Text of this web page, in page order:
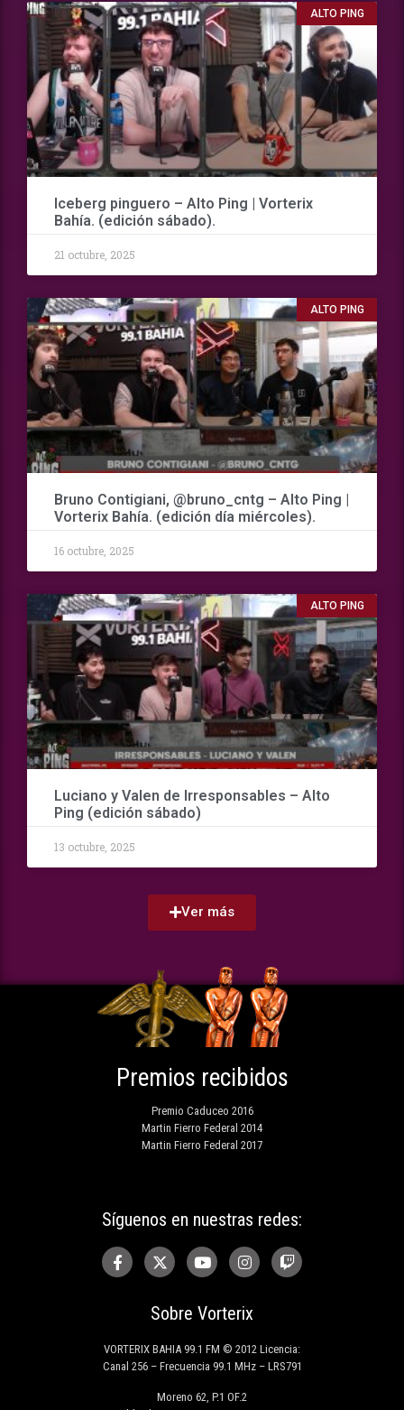
ALTO PING
Iceberg pinguero – Alto Ping | Vorterix
Bahía. (edición sábado).
21 octubre, 2025
ALTO PING
Bruno Contigiani, @bruno_cntg – Alto Ping |
Vorterix Bahía. (edición día miércoles).
16 octubre, 2025
ALTO PING
Luciano y Valen de Irresponsables – Alto
Ping (edición sábado)
13 octubre, 2025
Ver más
Sobre Vorterix
VORTERIX BAHIA 99.1 FM © 2012 Licencia:
Canal 256 – Frecuencia 99.1 MHz – LRS791
Moreno 62, P.1 OF.2
Síguenos en nuestras redes:
Premios recibidos
Premio Caduceo 2016
Martin Fierro Federal 2014
Martin Fierro Federal 2017